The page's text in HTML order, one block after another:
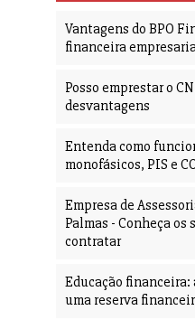
Vantagens do BPO
financeira
Posso emprestar o
desvantagens
Entenda como
monofásicos, PIS e
Empresa de
Palmas - Conheça os
contratar
Educação financeira:
uma reserva